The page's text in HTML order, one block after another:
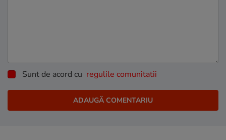
Sunt de acord cu regulile comunitatii